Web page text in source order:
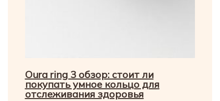
Oura ring 3 обзор: стоит ли
покупать умное кольцо для
отслеживания здоровья